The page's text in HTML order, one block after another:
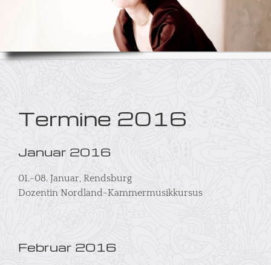
Termine 2016
Januar 2016
01.-08. Januar, Rendsburg
Dozentin Nordland-Kammermusikkursus
Februar 2016